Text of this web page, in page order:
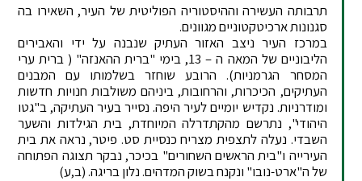
תרבותה העשירה וההיסטוריה הפוליטית של העיר, השאירו בה
סגנונות ארכיטקטוניים מגוונים.
במרכז העיר ניצב האזור העתיק שנבנה על ידי והאבירים
הליבוניים של המאה ה – 13, בימי "ברית ההאנזה" ( ברית ערי
המסחר הגרמניות). הרובע שוחזר בשלמותו עם המבנים
העתיקים, הכיכרות, והרחובות, ביניהם משולבות חנויות חדשות
ומודרניות. נקדיש יומיים לעיר היפה. נסייר בעיר העתיקה, ב"גטו
היהודי", נתרשם מהקתדרלה המיוחדת, בית הגילדות והשער
השבדי. נעלה לתצפית מצריח כנסיית סט. פיטר, נראה את בית
העירייה ו"בית הראשים השחורים" בכיכר, נבקר תצוגה הפתוחה
של ה"ארט-נובו" ונקנח בשוק המדהים. נלון בריגה. (ב,ע)